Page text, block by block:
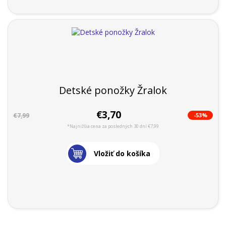
Detské ponožky Žralok
€7,99 €3,70 -53%
*Najnižšia cena za posledných 30 dní €7,99
Vložiť do košíka